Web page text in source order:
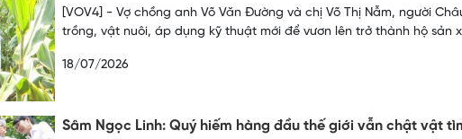
[VOV4] - Vợ chồng anh Võ Văn Đường và chị Võ Thị Nẫm, người
trồng, vật nuôi, áp dụng kỹ thuật mới để vươn lên trở thành hộ sản
18/07/2026
Sâm Ngọc Linh: Quý hiếm hàng đầu thế giới vẫn chật vật